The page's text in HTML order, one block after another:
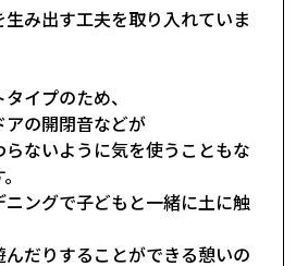
み出す工夫を取り入れていま
イプのため、
の開閉音などが
ないように気を使うこともな
ングで子どもと一緒に土に触
だりすることができる憩いの